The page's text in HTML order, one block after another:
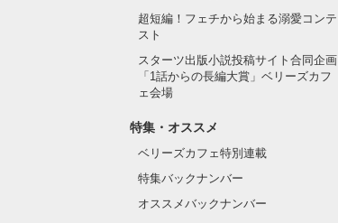
超短編！フェチから始まる溺愛コンテ
スト
スターツ出版小説投稿サイト合同企画
「1話からの長編大賞」ベリーズカフ
ェ会場
特集・オススメ
ベリーズカフェ特別連載
特集バックナンバー
オススメバックナンバー